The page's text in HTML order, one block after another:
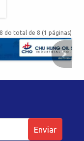
do total de 8 (1 páginas)
Enviar